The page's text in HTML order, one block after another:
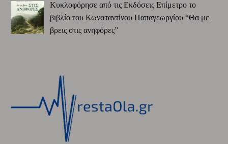
Κυκλοφόρησε από τις Εκδόσεις Επίμετρο το
βιβλίο του Κωνσταντίνου Παπαγεωργίου “Θα με
βρεις στις ανηφόρες”